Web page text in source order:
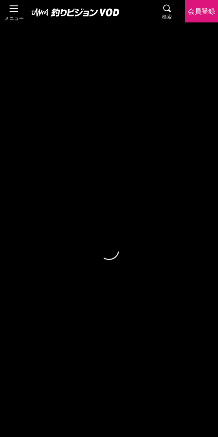
メニュー 検索
会員登録